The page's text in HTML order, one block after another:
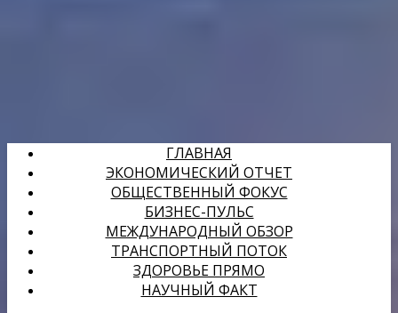
ГЛАВНАЯ
ЭКОНОМИЧЕСКИЙ ОТЧЕТ
ОБЩЕСТВЕННЫЙ ФОКУС
БИЗНЕС-ПУЛЬС
МЕЖДУНАРОДНЫЙ ОБЗОР
ТРАНСПОРТНЫЙ ПОТОК
ЗДОРОВЬЕ ПРЯМО
НАУЧНЫЙ ФАКТ